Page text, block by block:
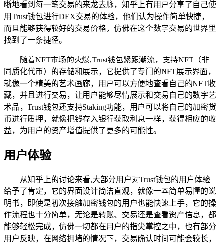
晰地看到每一笔交易的来龙去脉，知乎上有用户分享了自己使
用Trust钱包进行DEX交易的体验，他们认为操作简单快捷，
而且能够获得较好的交易价格，仿佛在这个数字交易的世界里
找到了一条捷径。
随着NFT市场的火爆,Trust钱包紧跟潮流，支持NFT（非
同质化代币）的存储和展示，它提供了专门的NFT展示界面，
就像一个精美的艺术画廊，用户可以方便地查看自己的NFT收
藏，并且进行交易，让用户能够尽情展示和交易自己的数字艺
术品，Trust钱包还支持Staking功能，用户可以将自己的加密货
币进行质押，就像把钱存入银行获取利息一样，获得相应的收
益，为用户的资产增值提供了更多的可能性。
用户体验
从知乎上的讨论来看,大部分用户对Trust钱包的用户体验
给予了肯定，它的界面设计简洁直观，就像一本简单易懂的说
明书，即使是初次接触加密钱包的用户也能快速上手，它的操
作流程也十分简单，无论是转账、交易还是查看资产信息，都
能够轻松完成，仿佛一切都在用户的指尖掌控之中，也有部分
用户反映，在网络拥堵的情况下，交易确认时间可能会较长，